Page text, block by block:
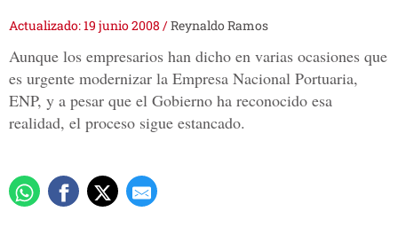
Actualizado: 19 junio 2008 /Reynaldo Ramos
Aunque los empresarios han dicho en varias ocasiones que
es urgente modernizar la Empresa Nacional Portuaria,
ENP, y a pesar que el Gobierno ha reconocido esa
realidad, el proceso sigue estancado.